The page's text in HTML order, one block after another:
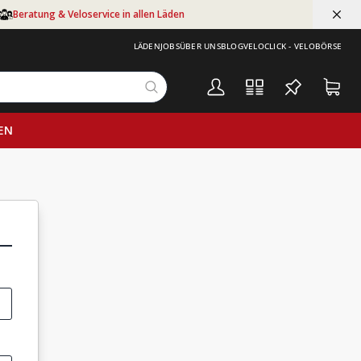
Beratung & Veloservice in allen Läden
LÄDENJOBSÜBER UNSBLOGVELOCLICK - VELOBÖRSE